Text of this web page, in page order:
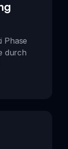
Phase
durch